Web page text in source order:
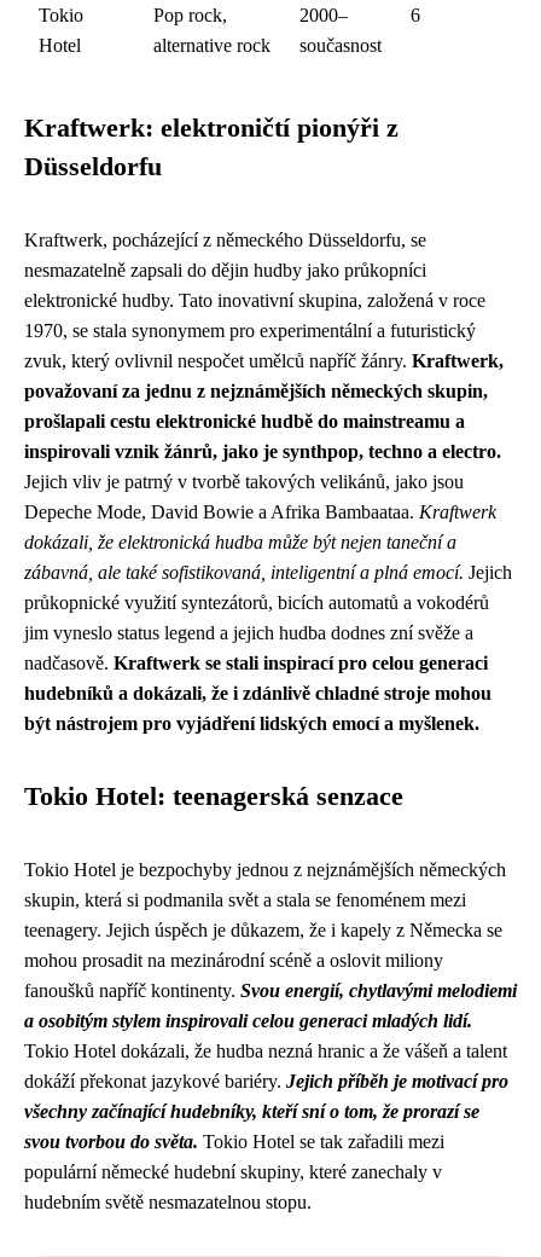
Tokio
Hotel
Pop rock,
alternative rock
2000–
současnost
6
Kraftwerk: elektroničtí pionýři z
Düsseldorfu
Kraftwerk, pocházející z německého Düsseldorfu, se
nesmazatelně zapsali do dějin hudby jako průkopníci
elektronické hudby. Tato inovativní skupina, založená v roce
1970, se stala synonymem pro experimentální a futuristický
zvuk, který ovlivnil nespočet umělců napříč žánry. Kraftwerk,
považovaní za jednu z nejznámějších německých skupin,
prošlapali cestu elektronické hudbě do mainstreamu a
inspirovali vznik žánrů, jako je synthpop, techno a electro.
Jejich vliv je patrný v tvorbě takových velikánů, jako jsou
Depeche Mode, David Bowie a Afrika Bambaataa. Kraftwerk
dokázali, že elektronická hudba může být nejen taneční a
zábavná, ale také sofistikovaná, inteligentní a plná emocí. Jejich
průkopnické využití syntezátorů, bicích automatů a vokodérů
jim vyneslo status legend a jejich hudba dodnes zní svěže a
nadčasově. Kraftwerk se stali inspirací pro celou generaci
hudebníků a dokázali, že i zdánlivě chladné stroje mohou
být nástrojem pro vyjádření lidských emocí a myšlenek.
Tokio Hotel: teenagerská senzace
Tokio Hotel je bezpochyby jednou z nejznámějších německých
skupin, která si podmanila svět a stala se fenoménem mezi
teenagery. Jejich úspěch je důkazem, že i kapely z Německa se
mohou prosadit na mezinárodní scéně a oslovit miliony
fanoušků napříč kontinenty. Svou energií, chytlavými melodiemi
a osobitým stylem inspirovali celou generaci mladých lidí.
Tokio Hotel dokázali, že hudba nezná hranic a že vášeň a talent
dokáží překonat jazykové bariéry. Jejich příběh je motivací pro
všechny začínající hudebníky, kteří sní o tom, že prorazí se
svou tvorbou do světa. Tokio Hotel se tak zařadili mezi
populární německé hudební skupiny, které zanechaly v
hudebním světě nesmazatelnou stopu.